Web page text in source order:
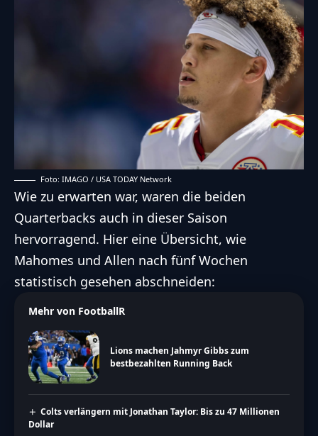
Foto: IMAGO / USA TODAY Network
Wie zu erwarten war, waren die beiden
Quarterbacks auch in dieser Saison
hervorragend. Hier eine Übersicht, wie
Mahomes und Allen nach fünf Wochen
statistisch gesehen abschneiden:
Mehr von FootballR
Lions machen Jahmyr Gibbs zum
bestbezahlten Running Back
Colts verlängern mit Jonathan Taylor: Bis zu 47 Millionen
Dollar